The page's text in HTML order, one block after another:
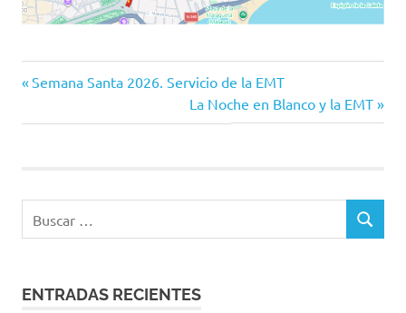
Navegación
de
Entrada
Semana Santa 2026. Servicio de la EMT
Siguiente
entrada:
La Noche en Blanco y la EMT
BUSCAR
ENTRADAS RECIENTES